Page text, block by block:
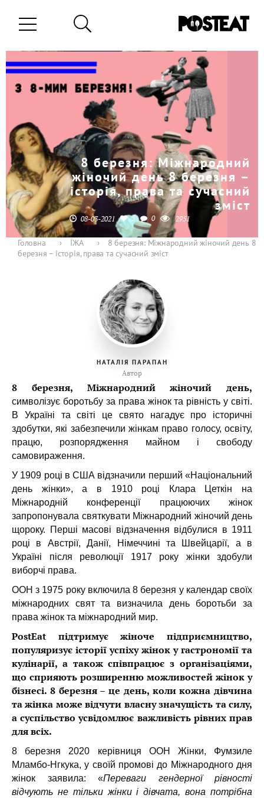
8 березня: Міжнародний
жіночий день 8 березня –
історія, права та сучасний
зміст
08-03-2021 5 0 2951
Головна › ЇЖА ›
8 березня: Міжнародний жіночий день 8
березня – історія, права та сучасний зміст
НАТАЛІЯ ПАРАПАН
Автор
8 березня, Міжнародний жіночий день,
символізує боротьбу за права жінок та рівність у світі.
В Україні та світі це свято нагадує про історичні
здобутки, які забезпечили жінкам право голосу, освіту,
працю, розпорядження майном і свободу
самовираження.
У 1909 році в США відзначили перший «Національний
день жінки», а в 1910 році Клара Цеткін на
Міжнародній конференції працюючих жінок
запропонувала святкувати Міжнародний жіночий день
щороку. Перші масові відзначення відбулися в 1911
році в Австрії, Данії, Німеччині та Швейцарії, а в
Україні після революції 1917 року жінки здобули
виборчі права.
ООН з 1975 року включила 8 березня у календар своїх
міжнародних свят та визначила день боротьби за
права жінок та міжнародний мир.
PostEat підтримує жіноче підприємництво,
популяризує історії успіху жінок у гастрономії та
кулінарії, а також співпрацює з організаціями,
що сприяють розширенню можливостей жінок у
бізнесі. 8 березня – це день, коли кожна дівчина
та жінка може відчути власну значущість та силу,
а суспільство усвідомлює важливість рівних прав
для всіх.
8 березня 2020 керівниця ООН Жінки, Фумзиле
Мламбо-Нгкука, у своїй промові до Міжнародного дня
жінок заявила: «Переваги гендерної рівності
відчують не тільки жінки і дівчата, вона потрібна